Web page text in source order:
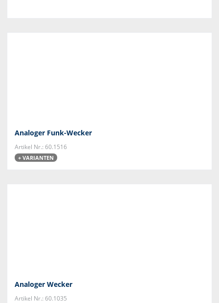
Analoger Funk-Wecker
Artikel Nr.: 60.1516
+ VARIANTEN
Analoger Wecker
Artikel Nr.: 60.1035